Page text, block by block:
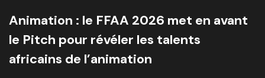
Animation : le FFAA 2026 met en avant
le Pitch pour révéler les talents
africains de l’animation